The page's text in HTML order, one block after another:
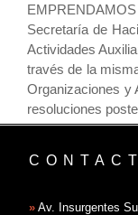
Secretaría de
Actividades
través de la
Organizaciones y
resoluciones
» Av. Insurgentes